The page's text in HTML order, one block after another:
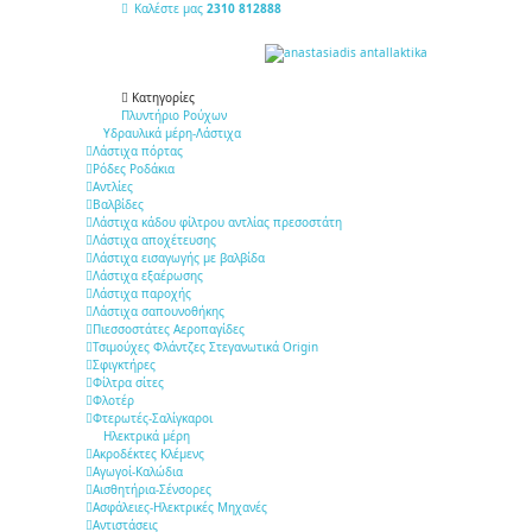
Καλέστε μας 2310 812888
Κατηγορίες
Πλυντήριο Ρούχων
Υδραυλικά μέρη-Λάστιχα
Λάστιχα πόρτας
Ρόδες Ροδάκια
Αντλίες
Βαλβίδες
Λάστιχα κάδου φίλτρου αντλίας πρεσοστάτη
Λάστιχα αποχέτευσης
Λάστιχα εισαγωγής με βαλβίδα
Λάστιχα εξαέρωσης
Λάστιχα παροχής
Λάστιχα σαπουνοθήκης
Πιεσσοστάτες Αεροπαγίδες
Τσιμούχες Φλάντζες Στεγανωτικά Origin
Σφιγκτήρες
Φίλτρα σίτες
Φλοτέρ
Φτερωτές-Σαλίγκαροι
Ηλεκτρικά μέρη
Ακροδέκτες Κλέμενς
Αγωγοί-Καλώδια
Αισθητήρια-Σένσορες
Ασφάλειες-Ηλεκτρικές Μηχανές
Αντιστάσεις